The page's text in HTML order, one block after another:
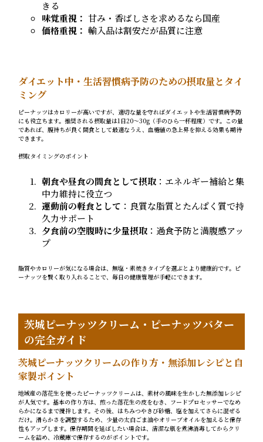
きる
味覚重視： 甘み・香ばしさを求めるなら国産
価格重視： 輸入品は割安だが品質に注意
ダイエット中・生活習慣病予防のための摂取量とタイ
ミング
ピーナッツはカロリーが高いですが、適切な量を守ればダイエットや生活習慣病予防
にも役立ちます。推奨される摂取量は1日20～30g（手のひら一杯程度）です。この量
であれば、腹持ちが良く間食として最適なうえ、血糖値の急上昇を抑える効果も期待
できます。
摂取タイミングのポイント
朝食や昼食の間食として摂取 ：エネルギー補給と集
中力維持に役立つ
運動前の軽食として ：良質な脂質とたんぱく質で持
久力サポート
夕食前の空腹時に少量摂取 ：過食予防と満腹感アッ
プ
脂質やカロリーが気になる場合は、無塩・素焼きタイプを選ぶとより健康的です。ピ
ーナッツを賢く取り入れることで、毎日の健康管理が手軽にできます。
茨城ピーナッツクリーム・ピーナッツバター
の完全ガイド
茨城ピーナッツクリームの作り方・無添加レシピと自
家製ポイント
地域産の落花生を使ったピーナッツクリームは、素材の風味を生かした無添加レシピ
が人気です。基本の作り方は、煎った落花生の皮をむき、フードプロセッサーでなめ
らかになるまで攪拌します。その後、はちみつやきび砂糖、塩を加えてさらに混ぜる
だけ。滑らかさを調整するため、少量の太白ごま油やオリーブオイルを加えると保存
性もアップします。保存期間を延ばしたい場合は、清潔な瓶を煮沸消毒してからクリ
ームを詰め、冷蔵庫で保存するのがポイントです。